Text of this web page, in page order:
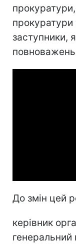
прокуратури
заступники,
До змін цей
керівник
генеральний